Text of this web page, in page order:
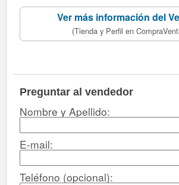
Ver más información del
(Tienda y Perfil en
Preguntar al vendedor
Nombre y Apellido:
E-mail:
Teléfono (opcional):